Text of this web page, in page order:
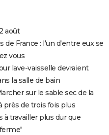
août
de France : l'un d'entre eux se
vous
lave-vaisselle devraient
la salle de bain
sur le sable sec de la
près de trois fois plus
à travailler plus dur que